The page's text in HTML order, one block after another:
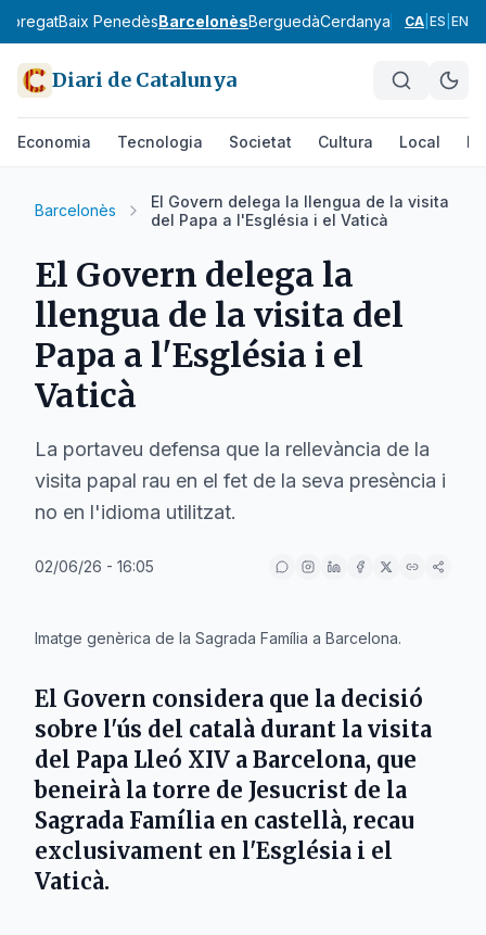
Baix PenedèsBarcelonèsBerguedàCerdanya Conca de
CA ES EN
Diari de Catalunya
Economia Tecnologia Societat Cultura Local
Barcelonès
El Govern delega la llengua de la visita
del Papa a l'Església i el Vaticà
El Govern delega la
llengua de la visita del
Papa a l'Església i el
Vaticà
La portaveu defensa que la rellevància de la
visita papal rau en el fet de la seva presència i
no en l'idioma utilitzat.
02/06/26 - 16:05
Imatge genèrica de la Sagrada Família a Barcelona.
El Govern considera que la decisió
sobre l'ús del català durant la visita
del Papa Lleó XIV a Barcelona, que
beneirà la torre de Jesucrist de la
Sagrada Família en castellà, recau
exclusivament en l'Església i el
Vaticà.